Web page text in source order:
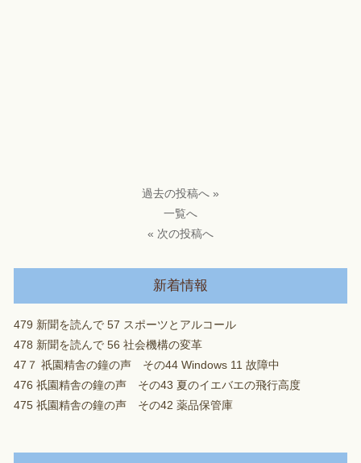
過去の投稿へ »
一覧へ
« 次の投稿へ
新着情報
479 新聞を読んで 57 スポーツとアルコール
478 新聞を読んで 56 社会機構の変革
47７ 祇園精舎の鐘の声 その44 Windows 11 故障中
476 祇園精舎の鐘の声 その43 夏のイエバエの飛行高度
475 祇園精舎の鐘の声 その42 薬品保管庫